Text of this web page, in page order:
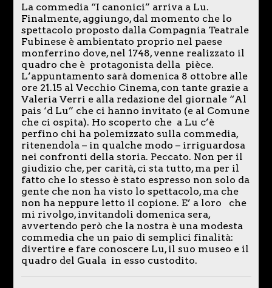
La commedia “I canonici” arriva a Lu.
Finalmente, aggiungo, dal momento che lo
spettacolo proposto dalla Compagnia Teatrale
Fubinese è ambientato proprio nel paese
monferrino dove, nel 1748, venne realizzato il
quadro che è protagonista della pièce.
L’appuntamento sarà domenica 8 ottobre alle
ore 21.15 al Vecchio Cinema, con tante grazie a
Valeria Verri e alla redazione del giornale “Al
pais ‘d Lu” che ci hanno invitato (e al Comune
che ci ospita). Ho scoperto che a Lu c’è
perfino chi ha polemizzato sulla commedia,
ritenendola – in qualche modo – irriguardosa
nei confronti della storia. Peccato. Non per il
giudizio che, per carità, ci sta tutto, ma per il
fatto che lo stesso è stato espresso non solo da
gente che non ha visto lo spettacolo, ma che
non ha neppure letto il copione. E’ a loro che
mi rivolgo, invitandoli domenica sera,
avvertendo però che la nostra è una modesta
commedia che un paio di semplici finalità:
divertire e fare conoscere Lu, il suo museo e il
quadro del Guala in esso custodito.